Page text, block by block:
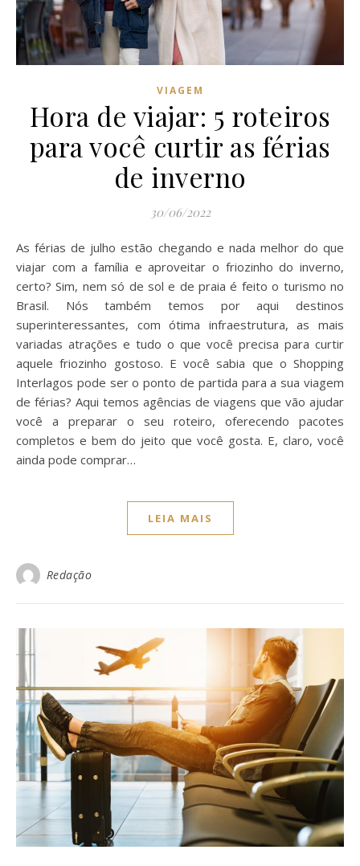
VIAGEM
Hora de viajar: 5 roteiros
para você curtir as férias
de inverno
30/06/2022
As férias de julho estão chegando e nada melhor do que
viajar com a família e aproveitar o friozinho do inverno,
certo? Sim, nem só de sol e de praia é feito o turismo no
Brasil. Nós também temos por aqui destinos
superinteressantes, com ótima infraestrutura, as mais
variadas atrações e tudo o que você precisa para curtir
aquele friozinho gostoso. E você sabia que o Shopping
Interlagos pode ser o ponto de partida para a sua viagem
de férias? Aqui temos agências de viagens que vão ajudar
você a preparar o seu roteiro, oferecendo pacotes
completos e bem do jeito que você gosta. E, claro, você
ainda pode comprar…
LEIA MAIS
Redação